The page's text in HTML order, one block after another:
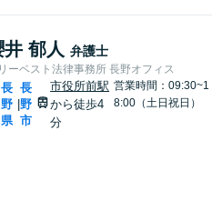
井 郁人 弁護士
ーベスト法律事務所 長野オフィス
長
野
県
長
野
市
市役所前駅
から徒歩4
分
営業時間：09:30~1
8:00（土日祝日）